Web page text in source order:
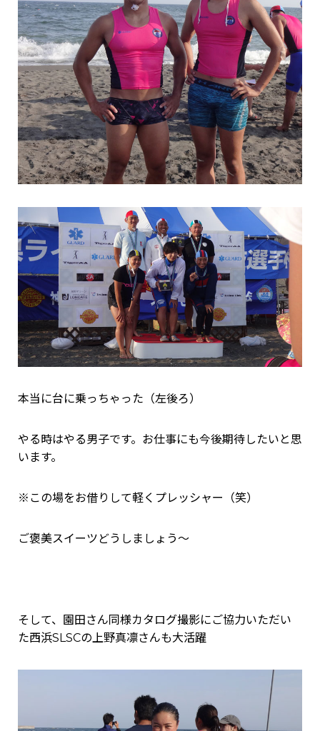
本当に台に乗っちゃった（左後ろ）
やる時はやる男子です。お仕事にも今後期待したいと思
います。
※この場をお借りして軽くプレッシャー（笑）
ご褒美スイーツどうしましょう～
そして、園田さん同様カタログ撮影にご協力いただい
た西浜SLSCの上野真凛さんも大活躍